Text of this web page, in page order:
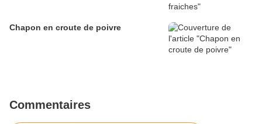
Chapon en croute de poivre
Commentaires